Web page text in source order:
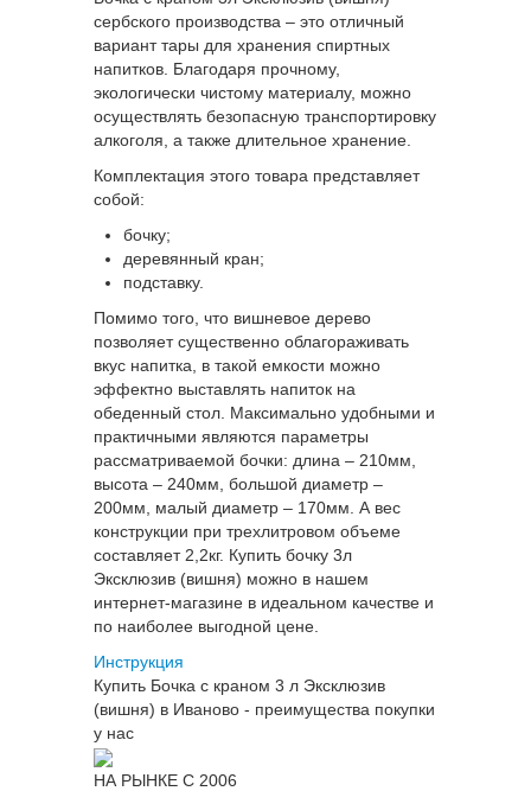
сербского производства – это отличный
вариант тары для хранения спиртных
напитков. Благодаря прочному,
экологически чистому материалу, можно
осуществлять безопасную транспортировку
алкоголя, а также длительное хранение.
Комплектация этого товара представляет
собой:
бочку;
деревянный кран;
подставку.
Помимо того, что вишневое дерево
позволяет существенно облагораживать
вкус напитка, в такой емкости можно
эффектно выставлять напиток на
обеденный стол. Максимально удобными и
практичными являются параметры
рассматриваемой бочки: длина – 210мм,
высота – 240мм, большой диаметр –
200мм, малый диаметр – 170мм. А вес
конструкции при трехлитровом объеме
составляет 2,2кг. Купить бочку 3л
Эксклюзив (вишня) можно в нашем
интернет-магазине в идеальном качестве и
по наиболее выгодной цене.
Инструкция
Купить Бочка с краном 3 л Эксклюзив
(вишня) в Иваново - преимущества покупки
у нас
НА РЫНКЕ С 2006